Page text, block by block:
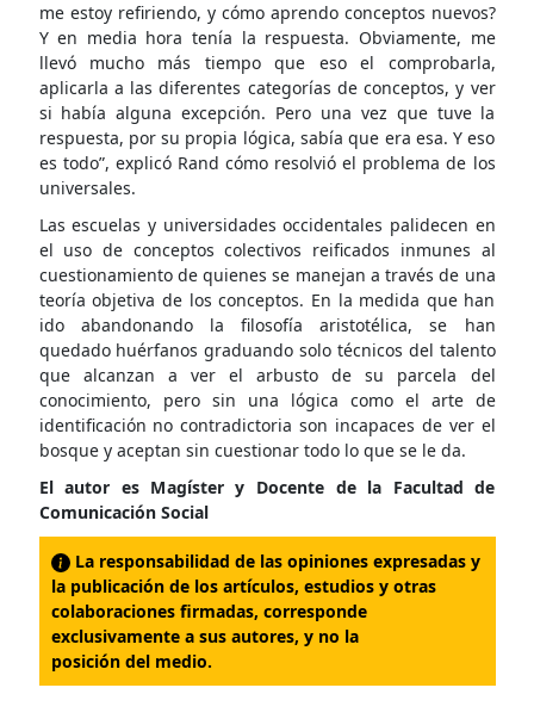
me estoy refiriendo, y cómo aprendo conceptos nuevos?
Y en media hora tenía la respuesta. Obviamente, me
llevó mucho más tiempo que eso el comprobarla,
aplicarla a las diferentes categorías de conceptos, y ver
si había alguna excepción. Pero una vez que tuve la
respuesta, por su propia lógica, sabía que era esa. Y eso
es todo”, explicó Rand cómo resolvió el problema de los
universales.
Las escuelas y universidades occidentales palidecen en
el uso de conceptos colectivos reificados inmunes al
cuestionamiento de quienes se manejan a través de una
teoría objetiva de los conceptos. En la medida que han
ido abandonando la filosofía aristotélica, se han
quedado huérfanos graduando solo técnicos del talento
que alcanzan a ver el arbusto de su parcela del
conocimiento, pero sin una lógica como el arte de
identificación no contradictoria son incapaces de ver el
bosque y aceptan sin cuestionar todo lo que se le da.
El autor es Magíster y Docente de la Facultad de
Comunicación Social
La responsabilidad de las opiniones expresadas y
la publicación de los artículos, estudios y otras
colaboraciones firmadas, corresponde
exclusivamente a sus autores, y no la
posición del medio.